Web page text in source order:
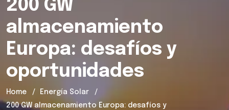
200 GW
almacenamiento
Europa: desafíos y
oportunidades
Home
Energía Solar
200 GW almacenamiento Europa: desafíos y